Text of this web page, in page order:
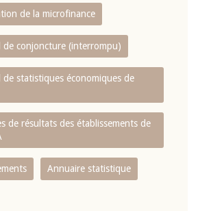
de la microfinance
de conjoncture (interrompu)
de statistiques économiques de
de résultats des établissements de
Annuaire statistique